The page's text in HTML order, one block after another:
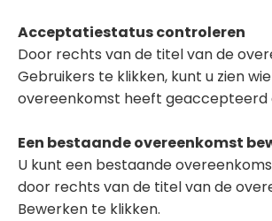
Acceptatiestatus controleren
Door rechts van de titel van de
Gebruikers te klikken, kunt u zien
overeenkomst heeft geaccepteerd
Een bestaande overeenkomst
U kunt een bestaande
door rechts van de titel van de
Bewerken te klikken.